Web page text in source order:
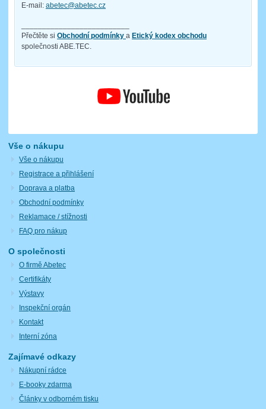
E-mail: abetec@abetec.cz
Přečtěte si Obchodní podmínky a Etický kodex obchodu
společnosti ABE.TEC.
Vše o nákupu
Vše o nákupu
Registrace a přihlášení
Doprava a platba
Obchodní podmínky
Reklamace / stížnosti
FAQ pro nákup
O společnosti
O firmě Abetec
Certifikáty
Výstavy
Inspekční orgán
Kontakt
Interní zóna
Zajímavé odkazy
Nákupní rádce
E-booky zdarma
Články v odborném tisku